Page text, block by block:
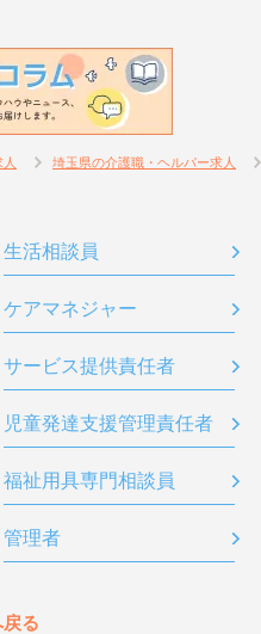
埼玉県の介護職・ヘルパー求人
生活相談員
ケアマネジャー
サービス提供責任者
児童発達支援管理責任者
福祉用具専門相談員
管理者
る